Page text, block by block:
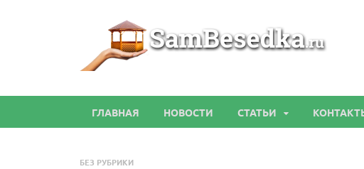
ГЛАВНАЯ НОВОСТИ СТАТЬИ
БЕЗ РУБРИКИ